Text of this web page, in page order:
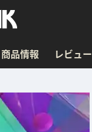
商品情報 レビュー